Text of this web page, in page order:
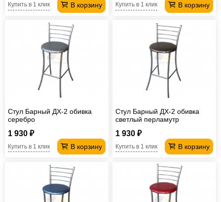
В корзину
Купить в 1 клик В корзину
Купить в 1 клик
Стул Барный ДХ-2 обивка
серебро
1 930 ₽
В корзину
Купить в 1 клик
Стул Барный ДХ-2 обивка
светлый перламутр
1 930 ₽
В корзину
Купить в 1 клик